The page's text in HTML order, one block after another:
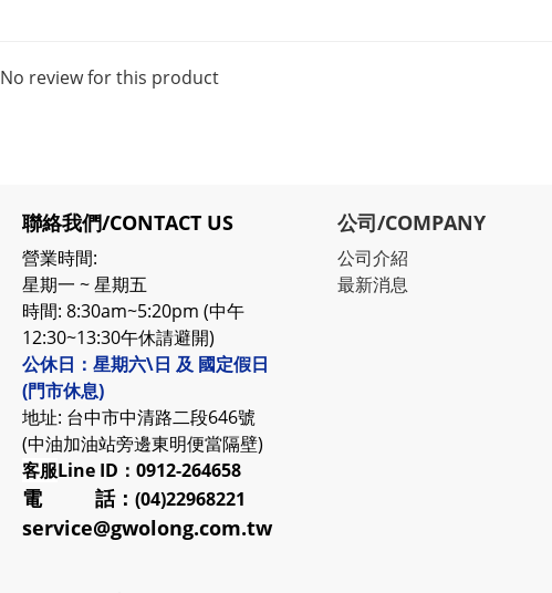
No review for this product
聯絡我們/CONTACT US
營業時間:
星期一 ~ 星期五
時間: 8:30am~5:20pm (中午
12:30~13:30午休請避開)
公休日：星期六\日 及 國定假日
(門市休息)
地址: 台中市中清路二段646號
(中油加油站旁邊東明便當隔壁)
客服Line ID：0912-264658
電 話： (04)22968221
service@gwolong.com.tw
公司/COMPANY
公司介紹
最新消息